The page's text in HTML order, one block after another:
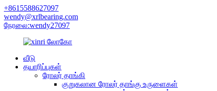
+8615588627097
wendy@xrlbearing.com
நேரலை:wendy27097
வீடு
தயாரிப்புகள்
ரோலர் தாங்கி
குறுகலான ரோலர் தாங்கு உருளைகள்